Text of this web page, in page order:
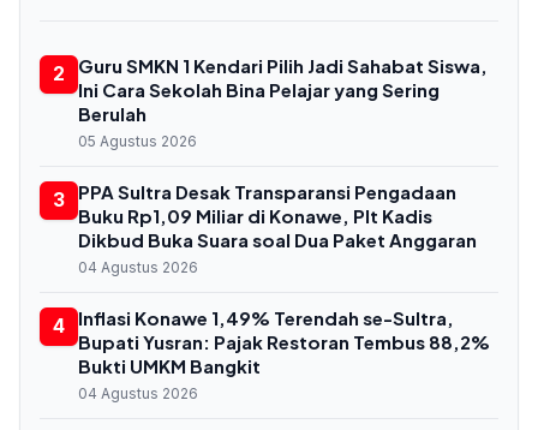
2
Guru SMKN 1 Kendari Pilih Jadi Sahabat Siswa,
Ini Cara Sekolah Bina Pelajar yang Sering
Berulah
05 Agustus 2026
3
PPA Sultra Desak Transparansi Pengadaan
Buku Rp1,09 Miliar di Konawe, Plt Kadis
Dikbud Buka Suara soal Dua Paket Anggaran
04 Agustus 2026
4
Inflasi Konawe 1,49% Terendah se-Sultra,
Bupati Yusran: Pajak Restoran Tembus 88,2%
Bukti UMKM Bangkit
04 Agustus 2026